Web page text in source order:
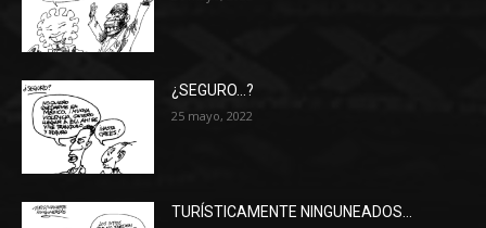
¿SEGURO…?
25 mayo, 2022
TURÍSTICAMENTE NINGUNEADOS…